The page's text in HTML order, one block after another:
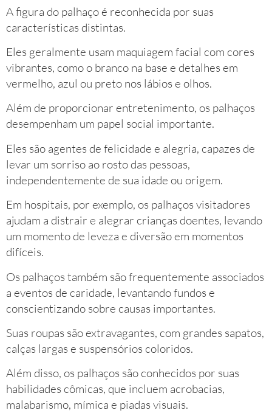
A figura do palhaço é reconhecida por suas
características distintas.
Eles geralmente usam maquiagem facial com cores
vibrantes, como o branco na base e detalhes em
vermelho, azul ou preto nos lábios e olhos.
Além de proporcionar entretenimento, os palhaços
desempenham um papel social importante.
Eles são agentes de felicidade e alegria, capazes de
levar um sorriso ao rosto das pessoas,
independentemente de sua idade ou origem.
Em hospitais, por exemplo, os palhaços visitadores
ajudam a distrair e alegrar crianças doentes, levando
um momento de leveza e diversão em momentos
difíceis.
Os palhaços também são frequentemente associados
a eventos de caridade, levantando fundos e
conscientizando sobre causas importantes.
Suas roupas são extravagantes, com grandes sapatos,
calças largas e suspensórios coloridos.
Além disso, os palhaços são conhecidos por suas
habilidades cômicas, que incluem acrobacias,
malabarismo, mímica e piadas visuais.